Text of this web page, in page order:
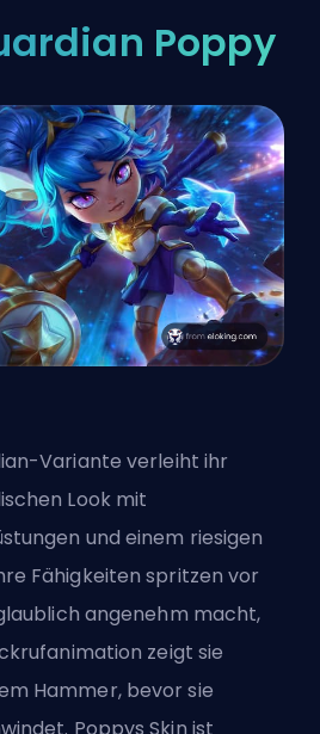
Poppy
Variante verleiht ihr
Look mit
und einem riesigen
Fähigkeiten spritzen vor
angenehm macht,
zeigt sie
Hammer, bevor sie